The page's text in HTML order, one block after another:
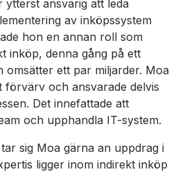
ytterst ansvarig att leda
av inköpssystem
hon en annan roll som
inköp, denna gång på ett
omsätter ett par miljarder. Moa
förvärv och ansvarade delvis
Det innefattade att
och upphandla IT-system.
sig Moa gärna an uppdrag i
ligger inom indirekt inköp